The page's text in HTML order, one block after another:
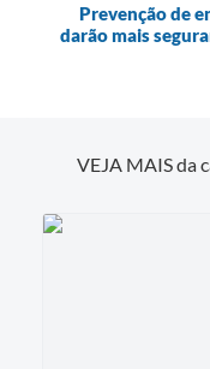
Prevenção de
darão mais
VEJA MAIS da